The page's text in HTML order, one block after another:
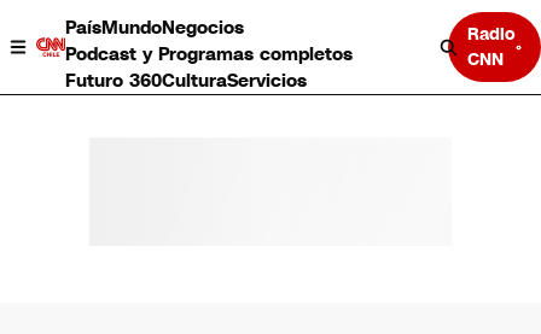
PaísMundoNegocios
Podcast y Programas completos
Futuro 360CulturaServicios
Radio
CNN